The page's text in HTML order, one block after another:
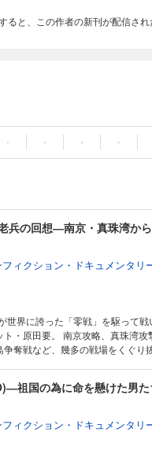
ると、この作者の新刊が配信され
・ ・ ・ ・
フィクション・ドキュメンタリ
世界に誇った「零戦」を駆って戦
・原田要。 南京攻略、真珠湾攻
争奪戦など、幾多の戦場をくぐり
！ 生きるか死ぬかの極限の戦場
。 実際の戦場を知る著者だからこ
、混沌としたこの現代を力強く生
多くの日本人、特に次代を担う
祖国の為に命を懸けた男
フィクション・ドキュメンタリ